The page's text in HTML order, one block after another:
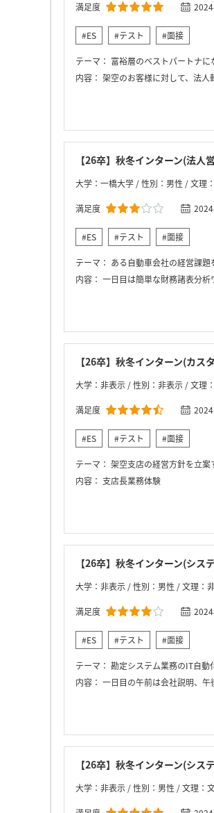
満足度
#ES #テスト #面接
テーマ： 富裕層のベストパートナに
内容： 架空のお客様に対して、法人
【26卒】秋冬インターン(法人
大学：一橋大学 / 性別：男性 / 文理
満足度
#ES #テスト #面接
テーマ： ある自動車会社の経営課
内容： 一日目は簡単な財務諸表分
【26卒】秋冬インターン(カス
大学：非表示 / 性別：非表示 / 文理
満足度
#ES #テスト #面接
テーマ： 架空支店の経営方針を立案
内容： 支店長業務体験
【26卒】秋冬インターン(シス
大学：非表示 / 性別：男性 / 文理：
満足度
#ES #テスト #面接
テーマ： 勘定システム業務のIT自動
内容： 一日目の午前は会社説明、
【26卒】秋冬インターン(シス
大学：非表示 / 性別：男性 / 文理：